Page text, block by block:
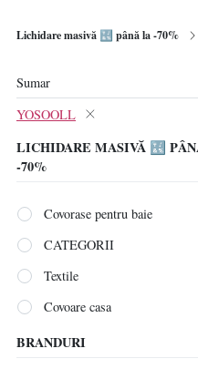
Lichidare masivă 🔣 până la -70%
Sumar
YOSOOLL
LICHIDARE MASIVĂ 🔣
-70%
Covorase pentru baie
CATEGORII
Textile
Covoare casa
BRANDURI